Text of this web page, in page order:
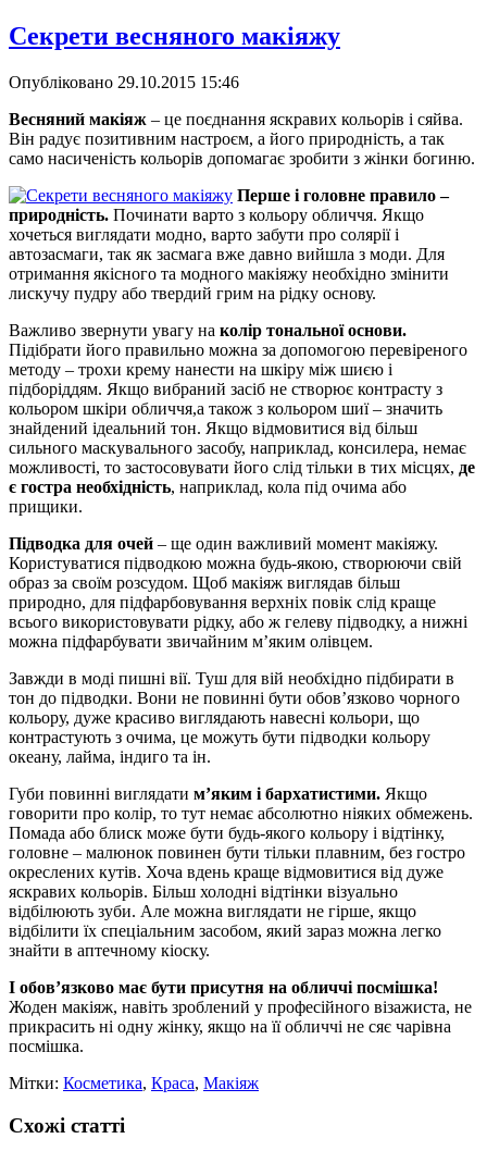
Секрети весняного макіяжу
Опубліковано 29.10.2015 15:46
Весняний макіяж – це поєднання яскравих кольорів і сяйва.
Він радує позитивним настроєм, а його природність, а так
само насиченість кольорів допомагає зробити з жінки богиню.
Перше і головне правило –
природність. Починати варто з кольору обличчя. Якщо
хочеться виглядати модно, варто забути про солярії і
автозасмаги, так як засмага вже давно вийшла з моди. Для
отримання якісного та модного макіяжу необхідно змінити
лискучу пудру або твердий грим на рідку основу.
Важливо звернути увагу на колір тональної основи.
Підібрати його правильно можна за допомогою перевіреного
методу – трохи крему нанести на шкіру між шиєю і
підборіддям. Якщо вибраний засіб не створює контрасту з
кольором шкіри обличчя,а також з кольором шиї – значить
знайдений ідеальний тон. Якщо відмовитися від більш
сильного маскувального засобу, наприклад, консилера, немає
можливості, то застосовувати його слід тільки в тих місцях, де
є гостра необхідність, наприклад, кола під очима або
прищики.
Підводка для очей – ще один важливий момент макіяжу.
Користуватися підводкою можна будь-якою, створюючи свій
образ за своїм розсудом. Щоб макіяж виглядав більш
природно, для підфарбовування верхніх повік слід краще
всього використовувати рідку, або ж гелеву підводку, а нижні
можна підфарбувати звичайним м’яким олівцем.
Завжди в моді пишні вії. Туш для вій необхідно підбирати в
тон до підводки. Вони не повинні бути обов’язково чорного
кольору, дуже красиво виглядають навесні кольори, що
контрастують з очима, це можуть бути підводки кольору
океану, лайма, індиго та ін.
Губи повинні виглядати м’яким і бархатистими. Якщо
говорити про колір, то тут немає абсолютно ніяких обмежень.
Помада або блиск може бути будь-якого кольору і відтінку,
головне – малюнок повинен бути тільки плавним, без гостро
окреслених кутів. Хоча вдень краще відмовитися від дуже
яскравих кольорів. Більш холодні відтінки візуально
відбілюють зуби. Але можна виглядати не гірше, якщо
відбілити їх спеціальним засобом, який зараз можна легко
знайти в аптечному кіоску.
І обов’язково має бути присутня на обличчі посмішка!
Жоден макіяж, навіть зроблений у професійного візажиста, не
прикрасить ні одну жінку, якщо на її обличчі не сяє чарівна
посмішка.
Мітки: Косметика, Краса, Макіяж
Схожі статті